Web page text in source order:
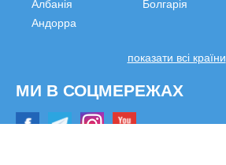
Албанія
Андорра
Болгарія
показати всі країни
МИ В СОЦМЕРЕЖАХ